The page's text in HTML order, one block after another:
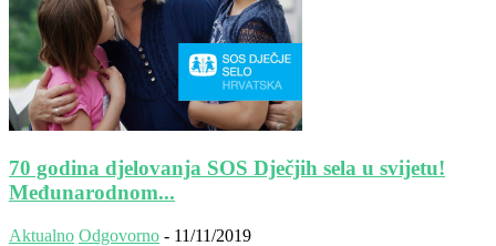
70 godina djelovanja SOS Dječjih sela u svijetu!
Međunarodnom...
Aktualno Odgovorno - 11/11/2019